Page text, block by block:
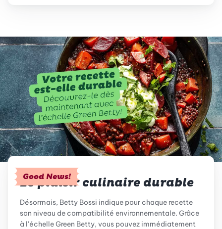
Good News!
Le plaisir culinaire durable
Désormais, Betty Bossi indique pour chaque recette
son niveau de compatibilité environnementale. Grâce
à l'échelle Green Betty, vous pouvez immédiatement